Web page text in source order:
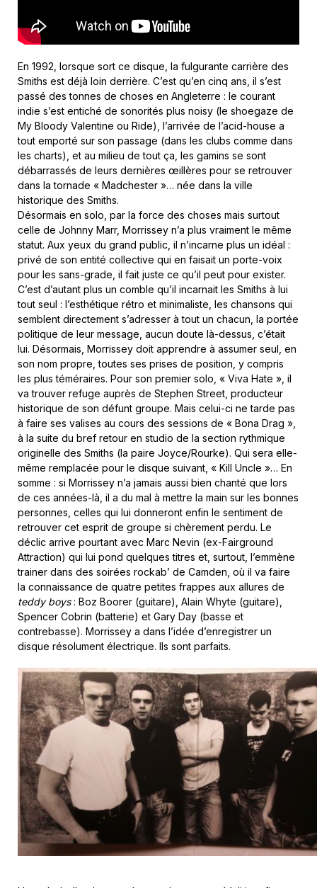
En 1992, lorsque sort ce disque, la fulgurante carrière des
Smiths est déjà loin derrière. C’est qu’en cinq ans, il s’est
passé des tonnes de choses en Angleterre : le courant
indie s’est entiché de sonorités plus noisy (le shoegaze de
My Bloody Valentine ou Ride), l’arrivée de l’acid-house a
tout emporté sur son passage (dans les clubs comme dans
les charts), et au milieu de tout ça, les gamins se sont
débarrassés de leurs dernières œillères pour se retrouver
dans la tornade « Madchester »… née dans la ville
historique des Smiths.
Désormais en solo, par la force des choses mais surtout
celle de Johnny Marr, Morrissey n’a plus vraiment le même
statut. Aux yeux du grand public, il n’incarne plus un idéal :
privé de son entité collective qui en faisait un porte-voix
pour les sans-grade, il fait juste ce qu’il peut pour exister.
C’est d’autant plus un comble qu’il incarnait les Smiths à lui
tout seul : l’esthétique rétro et minimaliste, les chansons qui
semblent directement s’adresser à tout un chacun, la portée
politique de leur message, aucun doute là-dessus, c’était
lui. Désormais, Morrissey doit apprendre à assumer seul, en
son nom propre, toutes ses prises de position, y compris
les plus téméraires. Pour son premier solo, « Viva Hate », il
va trouver refuge auprès de Stephen Street, producteur
historique de son défunt groupe. Mais celui-ci ne tarde pas
à faire ses valises au cours des sessions de « Bona Drag »,
à la suite du bref retour en studio de la section rythmique
originelle des Smiths (la paire Joyce/Rourke). Qui sera elle-
même remplacée pour le disque suivant, « Kill Uncle »… En
somme : si Morrissey n’a jamais aussi bien chanté que lors
de ces années-là, il a du mal à mettre la main sur les bonnes
personnes, celles qui lui donneront enfin le sentiment de
retrouver cet esprit de groupe si chèrement perdu. Le
déclic arrive pourtant avec Marc Nevin (ex-Fairground
Attraction) qui lui pond quelques titres et, surtout, l’emmène
trainer dans des soirées rockab’ de Camden, où il va faire
la connaissance de quatre petites frappes aux allures de
teddy boys: Boz Boorer (guitare), Alain Whyte (guitare),
Spencer Cobrin (batterie) et Gary Day (basse et
contrebasse). Morrissey a dans l’idée d’enregistrer un
disque résolument électrique. Ils sont parfaits.